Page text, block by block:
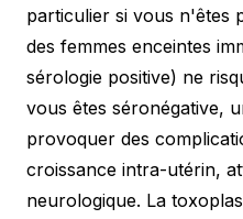
particulier si vous n'êtes
des femmes enceintes
sérologie positive) ne
vous êtes séronégative,
provoquer des
croissance intra-utérin,
neurologique. La